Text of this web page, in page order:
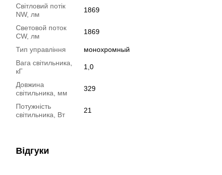
Світловий потік
NW, лм
1869
Световой поток
CW, лм
1869
Тип управління
монохромный
Вага світильника,
кГ
1,0
Довжина
світильника, мм
329
Потужність
світильника, Вт
21
Відгуки